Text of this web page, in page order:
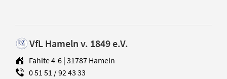
VfL Hameln v. 1849 e.V.
Fahlte 4-6 | 31787 Hameln
0 51 51 / 92 43 33